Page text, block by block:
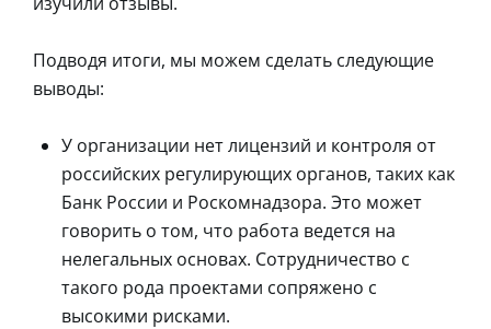
Подводя итоги, мы можем сделать следующие
выводы:
У организации нет лицензий и контроля от
российских регулирующих органов, таких как
Банк России и Роскомнадзора. Это может
говорить о том, что работа ведется на
нелегальных основах. Сотрудничество с
такого рода проектами сопряжено с
высокими рисками.